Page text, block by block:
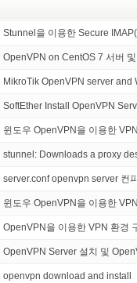
Stunnel을 이용한 Secure
OpenVPN on CentOS 7 서버
MikroTik OpenVPN server
SoftEther Install OpenVPN
윈도우 OpenVPN을 이용한
stunnel: Downloads a proxy
server.conf openvpn server 컨
윈도우 OpenVPN을 이용한
OpenVPN을 이용한 VPN 환경
OpenVPN Server 설치 및
openvpn download and install